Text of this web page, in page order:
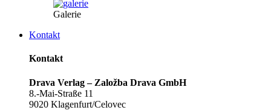
Galerie
Kontakt
Kontakt
Drava Verlag – Založba Drava GmbH
8.-Mai-Straße 11
9020 Klagenfurt/Celovec